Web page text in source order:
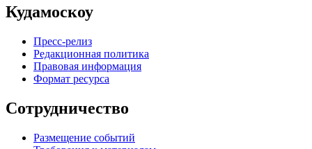
Кудамоскоу
Пресс-релиз
Редакционная политика
Правовая информация
Формат ресурса
Сотрудничество
Размещение событий